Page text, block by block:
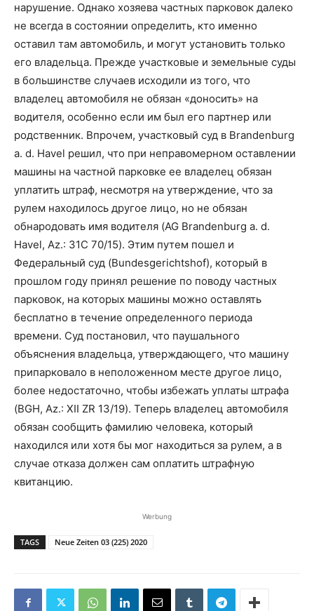
нарушение. Однако хозяева частных парковок далеко
не всегда в состоянии определить, кто именно
оставил там автомобиль, и могут установить только
его владельца. Прежде участковые и земельные суды
в большинстве случаев исходили из того, что
владелец автомобиля не обязан «доносить» на
водителя, особенно если им был его партнер или
родственник. Впрочем, участковый суд в Brandenburg
a. d. Havel решил, что при неправомерном оставлении
машины на частной парковке ее владелец обязан
уплатить штраф, несмотря на утверждение, что за
рулем находилось другое лицо, но не обязан
обнародовать имя водителя (AG Brandenburg a. d.
Havel, Az.: 31C 70/15). Этим путем пошел и
Федеральный суд (Bundesgerichtshof), который в
прошлом году принял решение по поводу частных
парковок, на которых машины можно оставлять
бесплатно в течение определенного периода
времени. Суд постановил, что паушального
объяснения владельца, утверждающего, что машину
припарковало в неположенном месте другое лицо,
более недостаточно, чтобы избежать уплаты штрафа
(BGH, Az.: XII ZR 13/19). Теперь владелец автомобиля
обязан сообщить фамилию человека, который
находился или хотя бы мог находиться за рулем, а в
случае отказа должен сам оплатить штрафную
квитанцию.
Werbung
TAGS Neue Zeiten 03 (225) 2020